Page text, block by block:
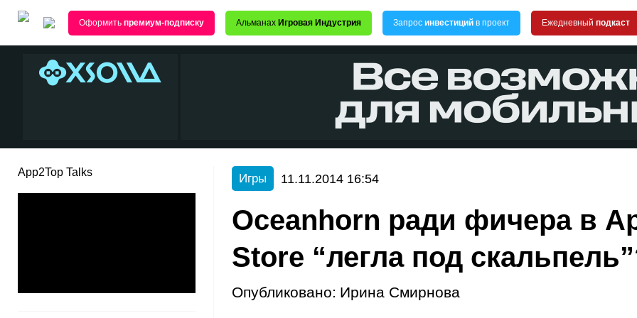
Оформить премиум-подписку Альманах Игровая Индустрия Запрос инвестиций в проект Ежедневный подкаст
App2Top Talks Игры 11.11.2014 16:54
Oceanhorn ради фичера в
Store “легла под
Опубликовано: Ирина Смирнова